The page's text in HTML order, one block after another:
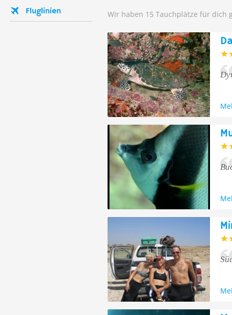
Fluglinien
Wir haben 15 Tauchplätze für dich